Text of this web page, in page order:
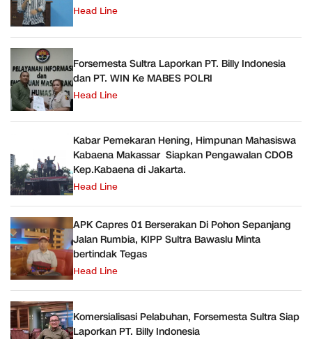
Head Line
Forsemesta Sultra Laporkan PT. Billy Indonesia
dan PT. WIN Ke MABES POLRI
Head Line
Kabar Pemekaran Hening, Himpunan Mahasiswa
Kabaena Makassar Siapkan Pengawalan CDOB
Kep.Kabaena di Jakarta.
Head Line
APK Capres 01 Berserakan Di Pohon Sepanjang
Jalan Rumbia, KIPP Sultra Bawaslu Minta
bertindak Tegas
Head Line
Komersialisasi Pelabuhan, Forsemesta Sultra Siap
Laporkan PT. Billy Indonesia